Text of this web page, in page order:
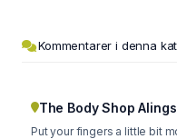
Kommentarer i denna
The Body Shop
Put your fingers a little bit